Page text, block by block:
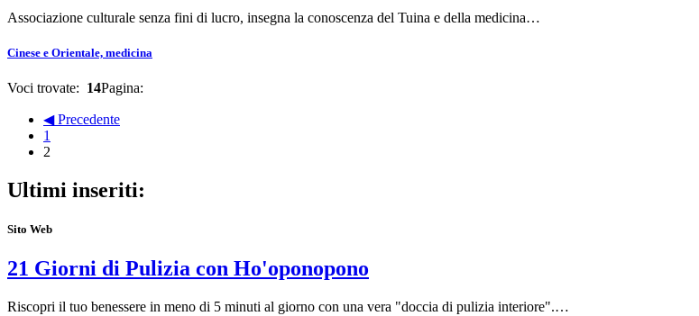
Associazione culturale senza fini di lucro, insegna la conoscenza del Tuina e della medicina…
Cinese e Orientale, medicina
Voci trovate: 14Pagina:
◀ Precedente
1
2
Ultimi inseriti:
Sito Web
21 Giorni di Pulizia con Ho'oponopono
Riscopri il tuo benessere in meno di 5 minuti al giorno con una vera "doccia di pulizia interiore".…